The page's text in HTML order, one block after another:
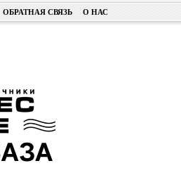
ОБРАТНАЯ СВЯЗЬ О НАС